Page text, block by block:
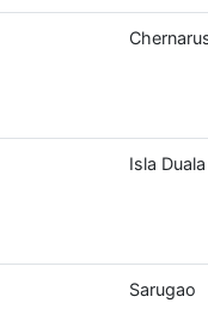
Isla Duala
Sarugao